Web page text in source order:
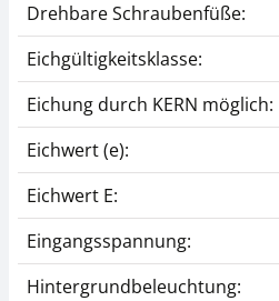
Drehbare Schraubenfüße:
Eichgültigkeitsklasse:
Eichung durch KERN möglich:
Eichwert (e):
Eichwert E:
Eingangsspannung:
Hintergrundbeleuchtung: